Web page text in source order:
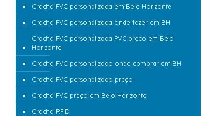
Crachá PVC personalizada em Belo Horizonte
Crachá PVC personalizada onde fazer em BH
Crachá PVC personalizada PVC preço em Belo
Horizonte
Crachá PVC personalizado onde comprar em BH
Crachá PVC personalizado preço
Crachá PVC preço em Belo Horizonte
Crachá RFID